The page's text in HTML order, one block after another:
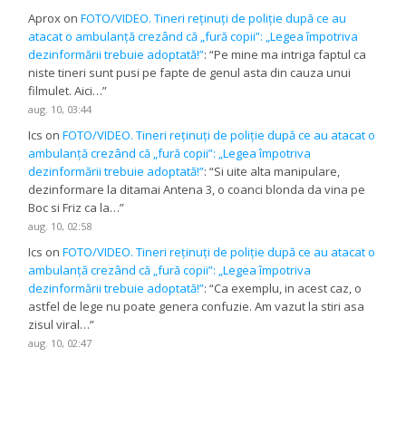
Aprox onFOTO/VIDEO. Tineri reținuți de poliție după ce au
atacat o ambulanță crezând că „fură copii”: „Legea împotriva
dezinformării trebuie adoptată!”: “Pe mine ma intriga faptul ca
niste tineri sunt pusi pe fapte de genul asta din cauza unui
filmulet. Aici…”
aug. 10, 03:44
Ics onFOTO/VIDEO. Tineri reținuți de poliție după ce au atacat o
ambulanță crezând că „fură copii”: „Legea împotriva
dezinformării trebuie adoptată!”: “Si uite alta manipulare,
dezinformare la ditamai Antena 3, o coanci blonda da vina pe
Boc si Friz ca la…”
aug. 10, 02:58
Ics onFOTO/VIDEO. Tineri reținuți de poliție după ce au atacat o
ambulanță crezând că „fură copii”: „Legea împotriva
dezinformării trebuie adoptată!”: “Ca exemplu, in acest caz, o
astfel de lege nu poate genera confuzie. Am vazut la stiri asa
zisul viral…”
aug. 10, 02:47